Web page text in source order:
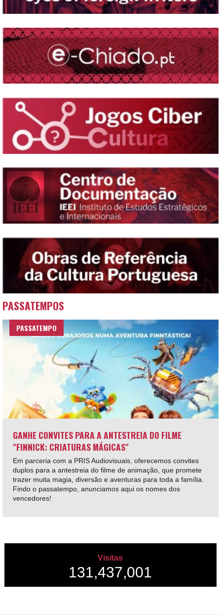
PASSATEMPOS
PASSATEMPO
GANHE CONVITES PARA A ANTESTREIA DO FILME
"FINNICK: CRIATURAS MÁGICAS"
Em parceria com a PRIS Audiovisuais, oferecemos convites
duplos para a antestreia do filme de animação, que promete
trazer muita magia, diversão e aventuras para toda a família.
Findo o passatempo, anunciamos aqui os nomes dos
vencedores!
Visitas
131,437,001